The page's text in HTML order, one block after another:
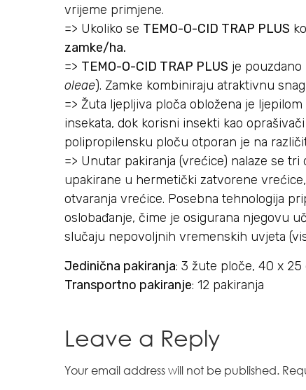
vrijeme primjene.
=> Ukoliko se TEMO-O-CID TRAP PLUS
zamke/ha.
=> TEMO-O-CID TRAP PLUS je
oleae). Zamke kombiniraju atraktivnu
=> Žuta ljepljiva ploča obložena je
insekata, dok korisni insekti kao
polipropilensku ploču otporan je na
=> Unutar pakiranja (vrećice) nalaze se
upakirane u hermetički zatvorene
otvaranja vrećice. Posebna tehnologija
oslobađanje, čime je osigurana njegovu
slučaju nepovoljnih vremenskih uvjeta
Jedinična pakiranja: 3 žute ploče, 40 x
Transportno pakiranje: 12 pakiranja
Leave a Reply
Your email address will not be published.